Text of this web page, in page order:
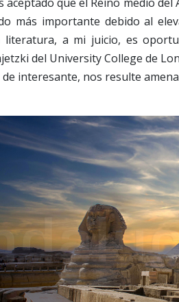
más importante debido al
a mi juicio, es
del University College de
de interesante, nos resulte